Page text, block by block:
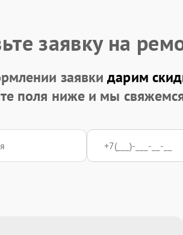
установка SSD
памяти
заявку на
заявкидарим
поля ниже и мы